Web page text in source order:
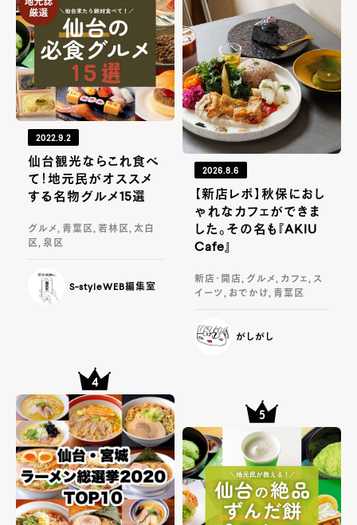
2022.9.2
仙台観光ならこれ食べ
て！地元民がオススメ
する名物グルメ15選
グルメ, 青葉区, 若林区, 太白
区, 泉区
S-styleWEB編集室
2026.8.6
【新店レポ】秋保におし
ゃれなカフェができま
した。その名も『AKIU
Cafe』
新店・開店, グルメ, カフェ, ス
イーツ, おでかけ, 青葉区
がしがし